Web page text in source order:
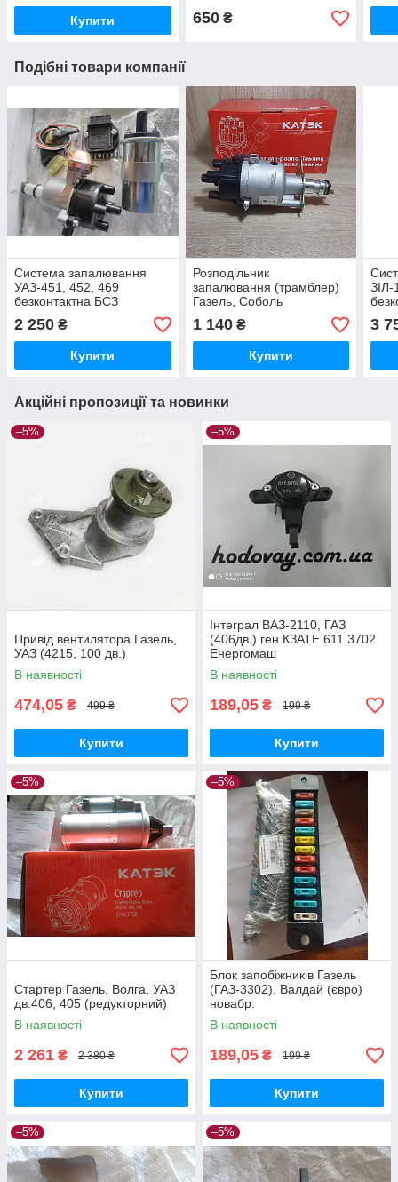
Купити 650₴
Подібні товари компанії
Система запалювання
УАЗ-451, 452, 469
безконтактна БСЗ
котушка, комутатор,
дроти)
2 250 ₴
Купити
Розподільник
запалювання (трамблер)
Газель, Соболь
1 140₴
Купити
ЗІЛ-
3
Акційні пропозиції та новинки
–5%
Привід вентилятора Газель,
УАЗ (4215, 100 дв.)
В наявності
474,05 ₴ 499 ₴
Купити
–5%
Інтеграл ВАЗ-2110, ГАЗ
(406дв.) ген.КЗАТЕ 611.3702
Енергомаш
В наявності
189,05 ₴ 199 ₴
Купити
–5%
Стартер Газель, Волга, УАЗ
дв.406, 405 (редукторний)
В наявності
2 261 ₴ 2 380 ₴
Купити
–5%
Блок запобіжників Газель
(ГАЗ-3302), Валдай (євро)
новабр.
В наявності
189,05 ₴ 199 ₴
Купити
–5% –5%